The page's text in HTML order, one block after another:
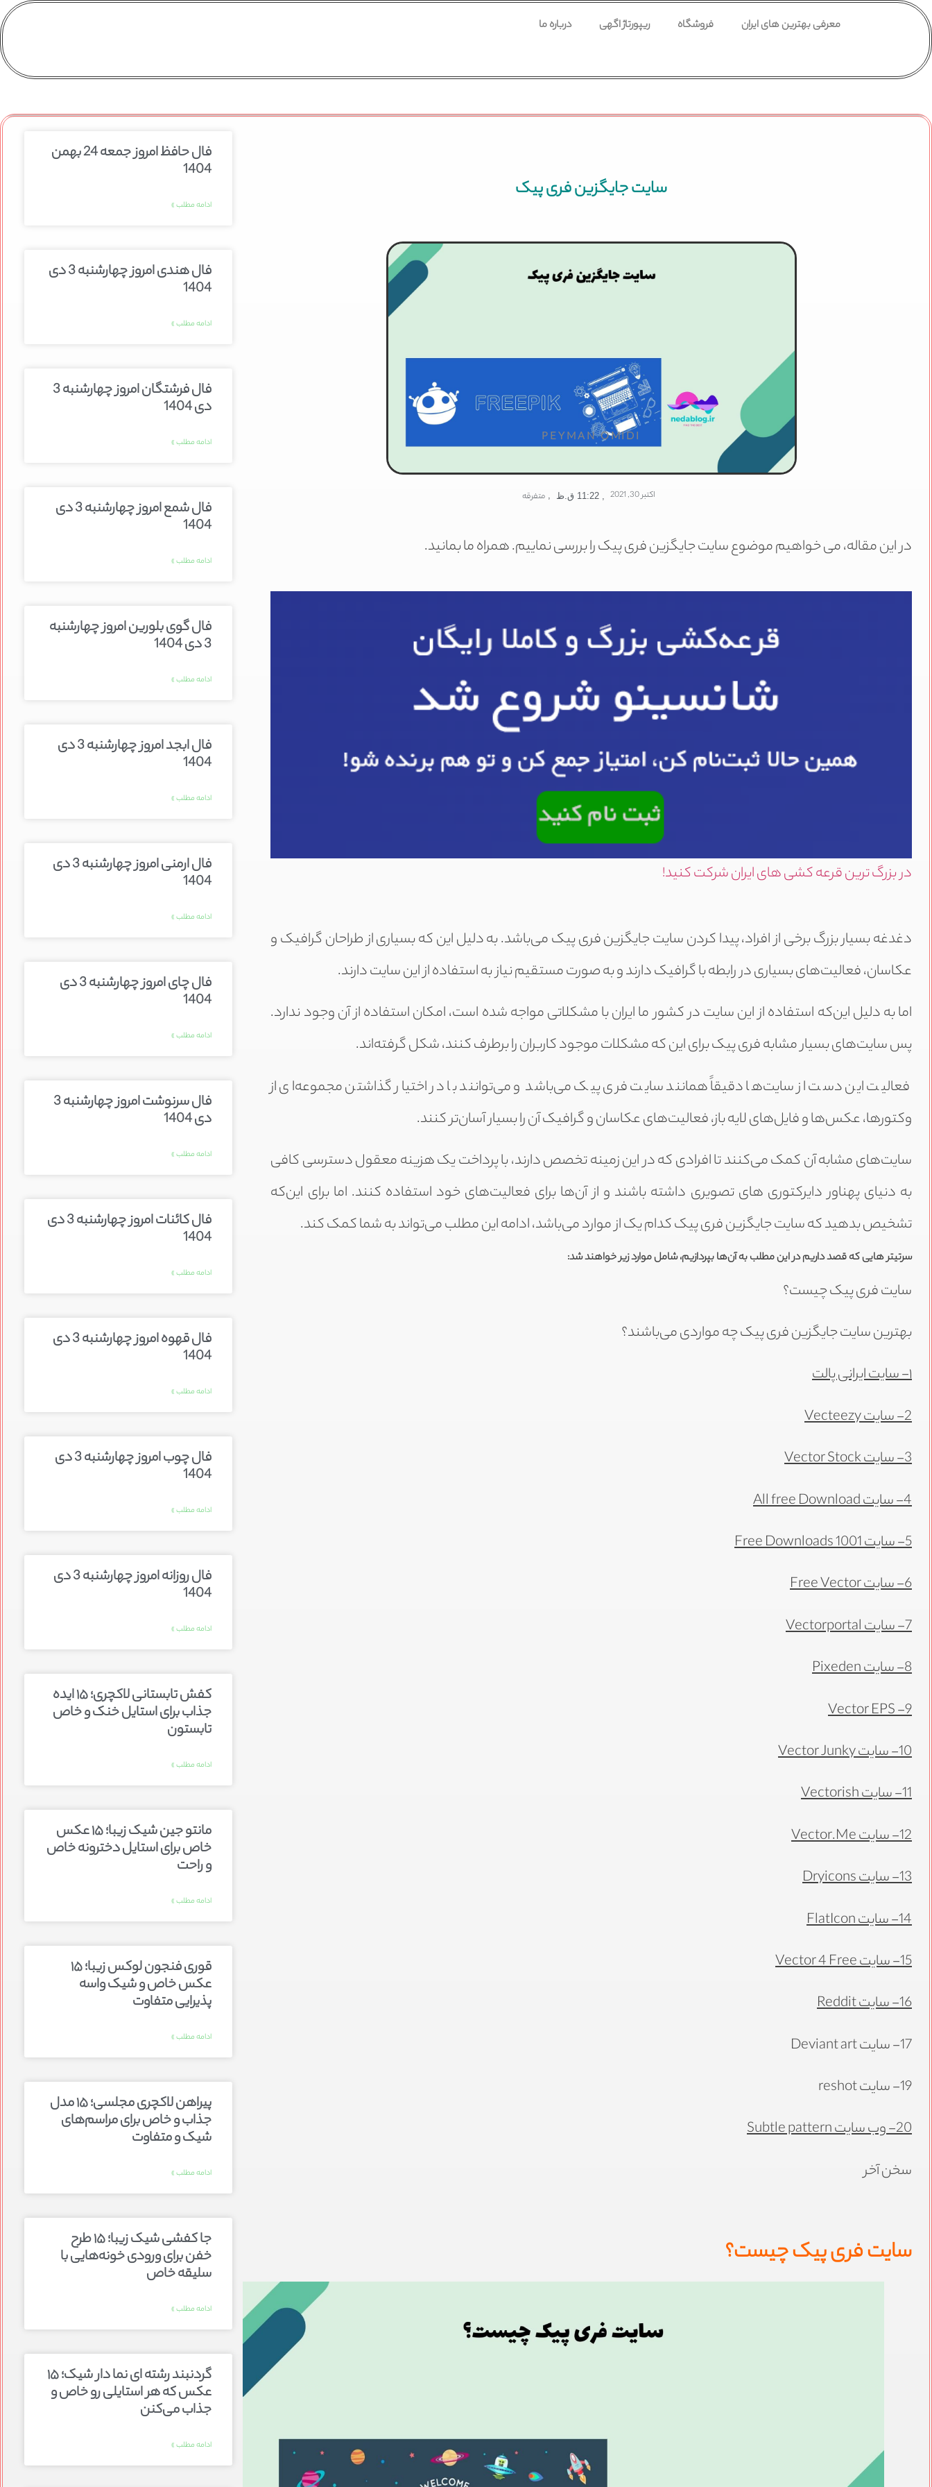
معرفی بهترین های ایران فروشگاه ریپورتاژ اگهی درباره ما
سایت جایگزین فری پیک
PEYMAN OMIDI
اکتبر 30, 2021 , 11:22 ق.ظ متفرقه
در این مقاله، می خواهیم موضوع سایت جایگزین فری پیک را بررسی نماییم. همراه ما بمانید.
در بزرگ ترین قرعه کشی های ایران شرکت کنید!
دغدغه بسیار بزرگ برخی از افراد، پیدا کردن سایت جایگزین فری پیک می‌باشد. به دلیل این‌ که بسیاری از طراحان گرافیک و
عکاسان، فعالیت‌های بسیاری در رابطه با گرافیک دارند و به‌ صورت مستقیم نیاز به استفاده از این سایت دارند.
اما به دلیل این‌که استفاده از این سایت در کشور ما ایران با مشکلاتی مواجه شده ‌است، امکان استفاده از آن وجود ندارد.
پس سایت‌های بسیار مشابه فری پیک برای این ‌که مشکلات موجود کاربران را برطرف کنند، شکل گرفته‌اند.
فعالیت این ‌دست از سایت‌ها دقیقاً همانند سایت فری پیک می‌باشد و می‌توانند با در اختیار گذاشتن مجموعه‌ای از
وکتورها، عکس‌ها و فایل‌های لایه باز، فعالیت‌های عکاسان و گرافیک آن را بسیار آسان‌تر کنند.
سایت‌های مشابه آن کمک می‌کنند تا افرادی که در این زمینه تخصص دارند، با پرداخت یک هزینه معقول دسترسی کافی
به دنیای پهناور دایرکتوری های تصویری داشته باشند و از آن‌ها برای فعالیت‌های خود استفاده کنند. اما برای این‌که
تشخیص بدهید که سایت جایگزین فری پیک کدام یک از موارد می‌باشد، ادامه این مطلب می‌تواند به شما کمک کند.
سرتیتر هایی که قصد داریم در این مطلب به آن‌ها بپردازیم، شامل موارد زیر خواهند شد:
سایت فری پیک چیست؟
بهترین سایت جایگزین فری پیک چه مواردی می‌باشند؟
۱- سایت ایرانی پالت
2- سایت
Vecteezy
3- سایت
Vector Stock
4- سایت
All free Download
5- سایت 1001
Free Downloads
6- سایت
Free Vector
7- سایت
Vectorportal
8- سایت
Pixeden
9-
Vector EPS
10- سایت
Vector Junky
11- سایت
Vectorish
12- سایت
Vector.Me
13- سایت
Dryicons
14- سایت
FlatIcon
15- سایت
Vector 4 Free
16- سایت
Reddit
17- سایت Deviant art
19- سایت reshot
20- وب سایت
Subtle pattern
سخن آخر
سایت فری پیک چیست؟
فال حافظ امروز جمعه 24 بهمن
1404
ادامه مطلب »
فال هندی امروز چهارشنبه 3 دی
1404
ادامه مطلب »
فال فرشتگان امروز چهارشنبه 3
دی 1404
ادامه مطلب »
فال شمع امروز چهارشنبه 3 دی
1404
ادامه مطلب »
فال گوی بلورین امروز چهارشنبه
3 دی 1404
ادامه مطلب »
فال ابجد امروز چهارشنبه 3 دی
1404
ادامه مطلب »
فال ارمنی امروز چهارشنبه 3 دی
1404
ادامه مطلب »
فال چای امروز چهارشنبه 3 دی
1404
ادامه مطلب »
فال سرنوشت امروز چهارشنبه 3
دی 1404
ادامه مطلب »
فال کائنات امروز چهارشنبه 3 دی
1404
ادامه مطلب »
فال قهوه امروز چهارشنبه 3 دی
1404
ادامه مطلب »
فال چوب امروز چهارشنبه 3 دی
1404
ادامه مطلب »
فال روزانه امروز چهارشنبه 3 دی
1404
ادامه مطلب »
کفش تابستانی لاکچری؛ ۱۵ ایده‌
جذاب برای استایل خنک و خاص
تابستون
ادامه مطلب »
مانتو جین شیک زیبا؛ ۱۵ عکس
خاص برای استایل دخترونه خاص
و راحت
ادامه مطلب »
قوری فنجون لوکس زیبا؛ ۱۵
عکس خاص و شیک واسه
پذیرایی متفاوت
ادامه مطلب »
پیراهن لاکچری مجلسی؛ ۱۵ مدل
جذاب و خاص برای مراسم‌های
شیک و متفاوت
ادامه مطلب »
جا کفشی شیک زیبا؛ ۱۵ طرح
خفن برای ورودی خونه‌هایی با
سلیقه خاص
ادامه مطلب »
گردنبند رشته ای نما دار شیک؛ ۱۵
عکس که هر استایلی رو خاص و
جذاب می‌کنن
ادامه مطلب »